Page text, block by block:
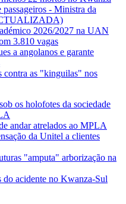
- Ministra da
2026/2027 na UAN
3.810 vagas
a angolanos e garante
as "kinguilas" nos
os holofotes da sociedade
andar atrelados ao MPLA
da Unitel a clientes
"amputa" arborização na
acidente no Kwanza-Sul